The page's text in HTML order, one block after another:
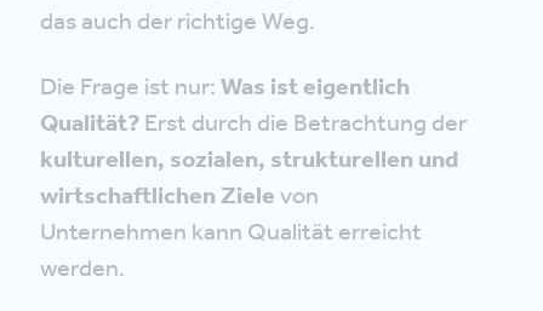
das auch der richtige Weg.
Die Frage ist nur: Was ist eigentlich
Qualität? Erst durch die Betrachtung der
kulturellen, sozialen, strukturellen und
wirtschaftlichen Ziele von
Unternehmen kann Qualität erreicht
werden.